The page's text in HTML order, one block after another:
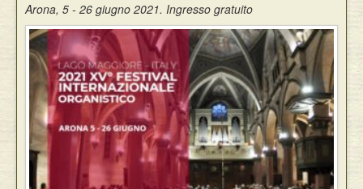
Pubblicazioni
Eventi
Arona, 5 - 26 giugno 2021. Ingresso gratuito